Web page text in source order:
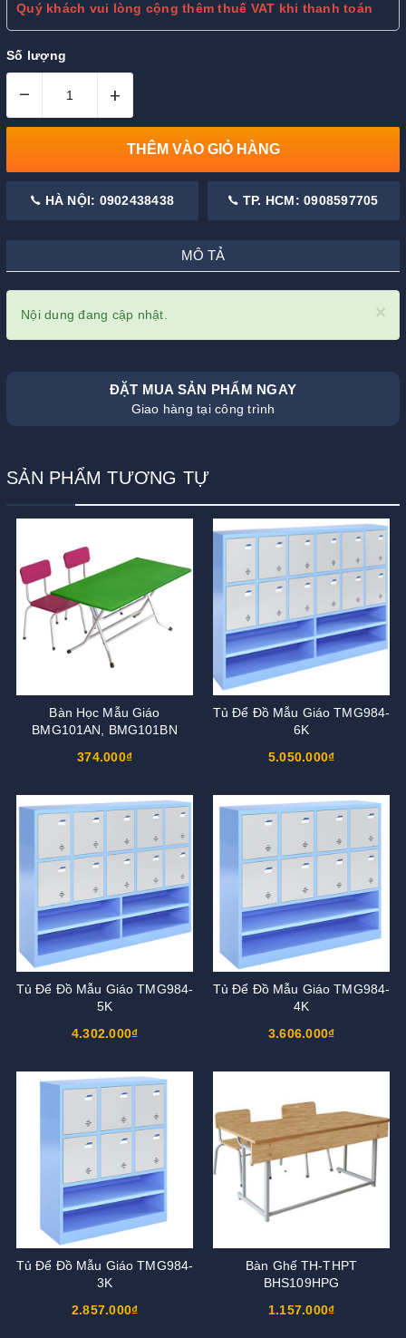
Quý khách vui lòng cộng thêm thuế VAT khi thanh toán
Số lượng
– +
THÊM VÀO GIỎ HÀNG
HÀ NỘI: 0902438438 TP. HCM: 0908597705
MÔ TẢ
×
Nội dung đang cập nhật.
ĐẶT MUA SẢN PHẨM NGAY
Giao hàng tại công trình
SẢN PHẨM TƯƠNG TỰ
Bàn Học Mẫu Giáo
BMG101AN, BMG101BN
374.000₫
Tủ Để Đồ Mẫu Giáo TMG984-
6K
5.050.000₫
Tủ Để Đồ Mẫu Giáo TMG984-
5K
4.302.000₫
Tủ Để Đồ Mẫu Giáo TMG984-
4K
3.606.000₫
Tủ Để Đồ Mẫu Giáo TMG984-
3K
2.857.000₫
Bàn Ghế TH-THPT
BHS109HPG
1.157.000₫